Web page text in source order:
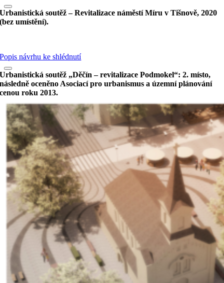
Urbanistická soutěž – Revitalizace náměstí Míru v Tišnově, 2020
(bez umístění).
Popis návrhu ke shlédnutí
Urbanistická soutěž „Děčín – revitalizace Podmokel“: 2. místo,
následně oceněno Asociací pro urbanismus a územní plánování
cenou roku 2013.